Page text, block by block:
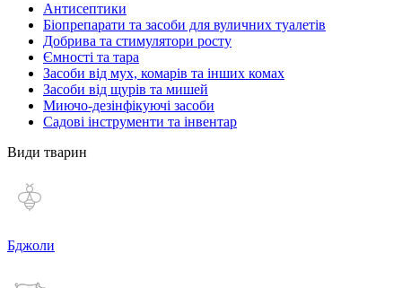
Антисептики
Біопрепарати та засоби для вуличних туалетів
Добрива та стимулятори росту
Ємності та тара
Засоби від мух, комарів та інших комах
Засоби від щурів та мишей
Миючо-дезінфікуючі засоби
Садові інструменти та інвентар
Види тварин
Бджоли